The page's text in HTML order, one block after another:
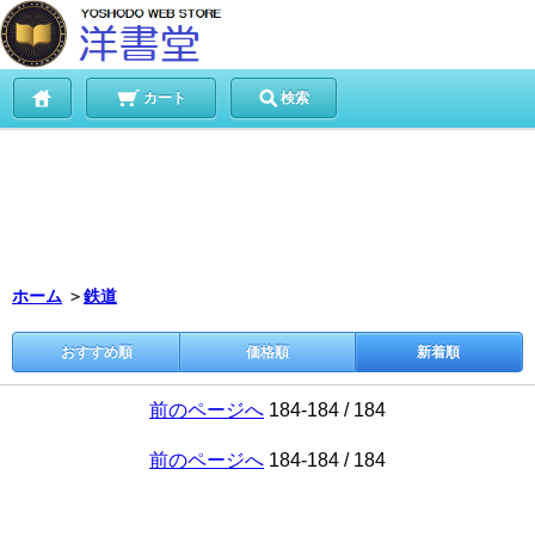
カート 検索
ホーム ＞鉄道
おすすめ順 価格順 新着順
前のページへ 184-184 / 184
前のページへ 184-184 / 184